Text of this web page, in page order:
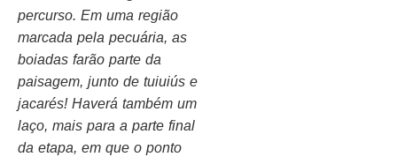
percurso. Em uma região
marcada pela pecuária, as
boiadas farão parte da
paisagem, junto de tuiuiús e
jacarés! Haverá também um
laço, mais para a parte final
da etapa, em que o ponto